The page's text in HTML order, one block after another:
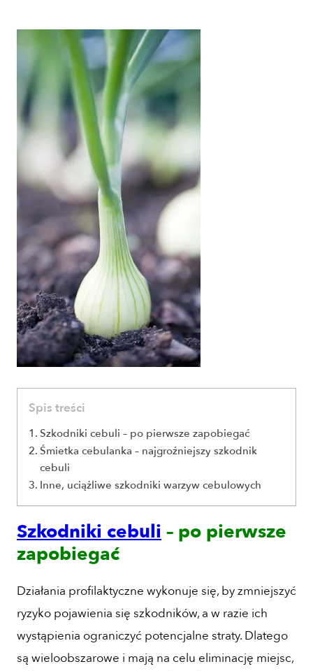
Spis treści
Szkodniki cebuli – po pierwsze zapobiegać
Śmietka cebulanka – najgroźniejszy szkodnik
cebuli
Inne, uciążliwe szkodniki warzyw cebulowych
Szkodniki cebuli – po pierwsze
zapobiegać
Działania profilaktyczne wykonuje się, by zmniejszyć
ryzyko pojawienia się szkodników, a w razie ich
wystąpienia ograniczyć potencjalne straty. Dlatego
są wieloobszarowe i mają na celu eliminację miejsc,